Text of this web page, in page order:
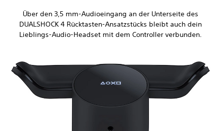
Über den 3,5 mm-Audioeingang an der Unterseite des
DUALSHOCK 4 Rücktasten-Ansatzstücks bleibt auch dein
Lieblings-Audio-Headset mit dem Controller verbunden.